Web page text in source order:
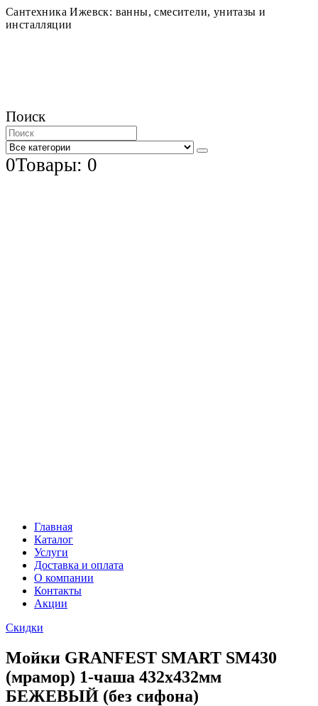
Сантехника Ижевск: ванны, смесители, унитазы и
инсталляции
Поиск
0Товары: 0
Главная
Каталог
Услуги
Доставка и оплата
О компании
Контакты
Акции
Скидки
Мойки GRANFEST SMART SM430
(мрамор) 1-чаша 432х432мм
БЕЖЕВЫЙ (без сифона)